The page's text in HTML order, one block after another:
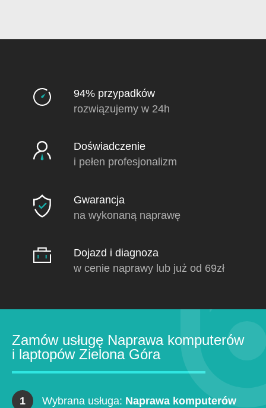
94% przypadków
rozwiązujemy w 24h
Doświadczenie
i pełen profesjonalizm
Gwarancja
na wykonaną naprawę
Dojazd i diagnoza
w cenie naprawy lub już od 69zł
Zamów usługę Naprawa komputerów
i laptopów Zielona Góra
1 Wybrana usługa: Naprawa komputerów